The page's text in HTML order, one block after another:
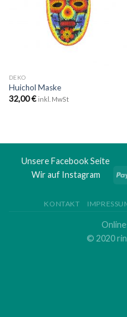
DEKO
Huichol Maske
32,00€ inkl. MwSt
Unsere Facebook Seite
Wir auf Instagram
KONTAKT
© 2020